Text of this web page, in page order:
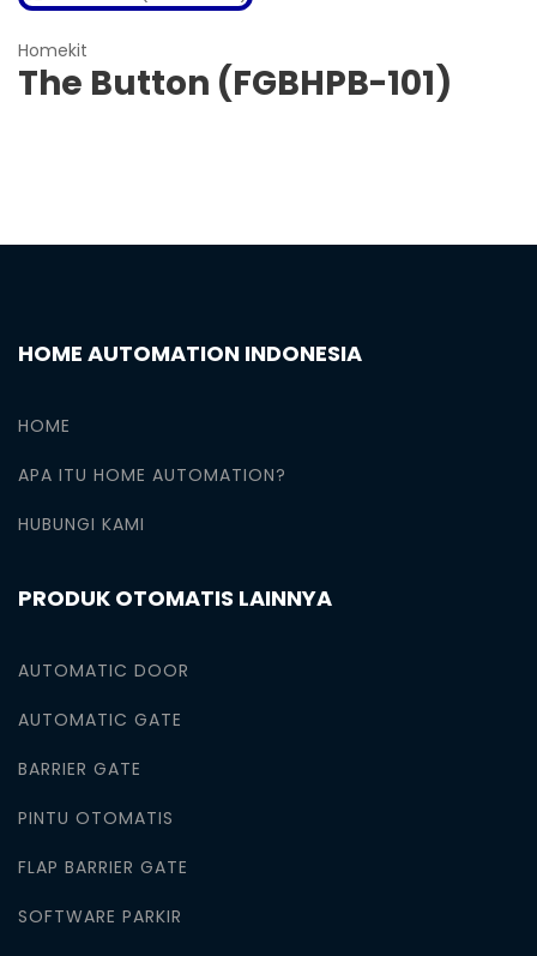
Homekit
The Button (FGBHPB-101)
HOME AUTOMATION INDONESIA
HOME
APA ITU HOME AUTOMATION?
HUBUNGI KAMI
PRODUK OTOMATIS LAINNYA
AUTOMATIC DOOR
AUTOMATIC GATE
BARRIER GATE
PINTU OTOMATIS
FLAP BARRIER GATE
SOFTWARE PARKIR